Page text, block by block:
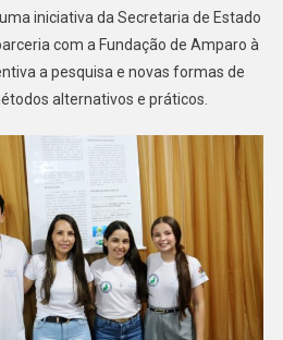
iniciativa da Secretaria de Estado
com a Fundação de Amparo à
a pesquisa e novas formas de
alternativos e práticos.